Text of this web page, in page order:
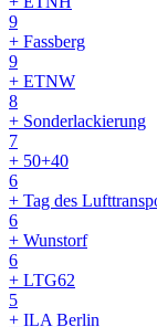
9
+ Fassberg
9
+ ETNW
8
+ Sonderlackierung
7
+ 50+40
6
+ Tag des
6
+ Wunstorf
6
+ LTG62
5
+ ILA Berlin